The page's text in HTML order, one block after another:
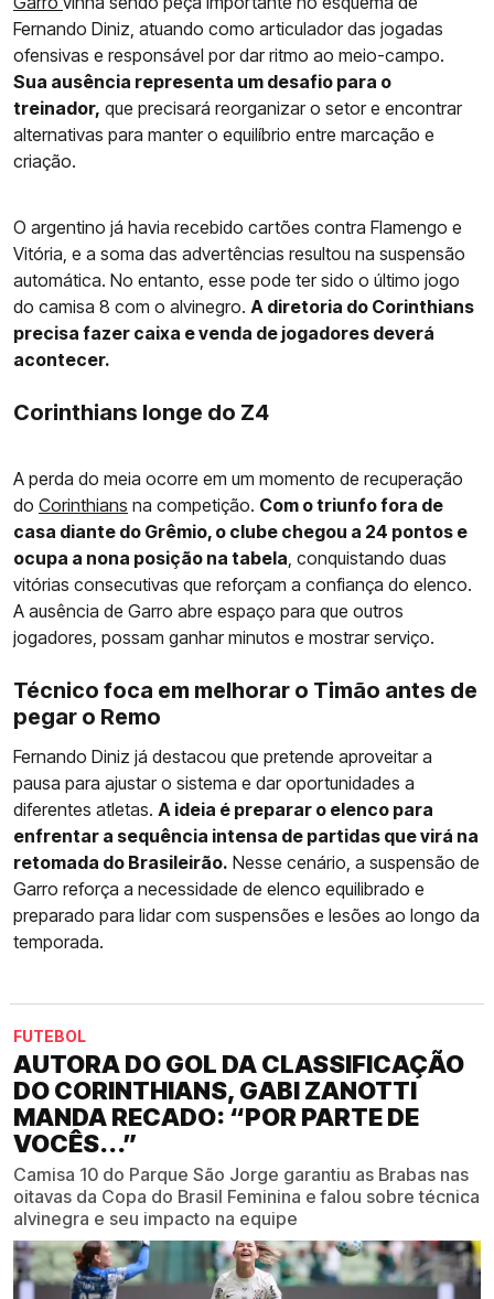
Fernando Diniz, atuando como articulador das jogadas
ofensivas e responsável por dar ritmo ao meio-campo.
Sua ausência representa um desafio para o
treinador, que precisará reorganizar o setor e encontrar
alternativas para manter o equilíbrio entre marcação e
criação.
O argentino já havia recebido cartões contra Flamengo e
Vitória, e a soma das advertências resultou na suspensão
automática. No entanto, esse pode ter sido o último jogo
do camisa 8 com o alvinegro. A diretoria do Corinthians
precisa fazer caixa e venda de jogadores deverá
acontecer.
Corinthians longe do Z4
A perda do meia ocorre em um momento de recuperação
do Corinthians na competição. Com o triunfo fora de
casa diante do Grêmio, o clube chegou a 24 pontos e
ocupa a nona posição na tabela , conquistando duas
vitórias consecutivas que reforçam a confiança do elenco.
A ausência de Garro abre espaço para que outros
jogadores, possam ganhar minutos e mostrar serviço.
Técnico foca em melhorar o Timão antes de
pegar o Remo
Fernando Diniz já destacou que pretende aproveitar a
pausa para ajustar o sistema e dar oportunidades a
diferentes atletas. A ideia é preparar o elenco para
enfrentar a sequência intensa de partidas que virá na
retomada do Brasileirão. Nesse cenário, a suspensão de
Garro reforça a necessidade de elenco equilibrado e
preparado para lidar com suspensões e lesões ao longo da
temporada.
FUTEBOL
AUTORA DO GOL DA CLASSIFICAÇÃO
DO CORINTHIANS, GABI ZANOTTI
MANDA RECADO: “POR PARTE DE
VOCÊS...”
Camisa 10 do Parque São Jorge garantiu as Brabas nas
oitavas da Copa do Brasil Feminina e falou sobre técnica
alvinegra e seu impacto na equipe